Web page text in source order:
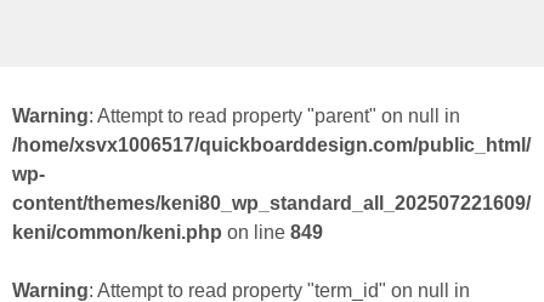
Warning: Attempt to read property "parent" on null in
/home/xsvx1006517/quickboarddesign.com/public_html/
wp-
content/themes/keni80_wp_standard_all_202507221609/
keni/common/keni.php on line 849
Warning: Attempt to read property "term_id" on null in